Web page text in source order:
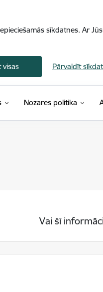
sīkdatnes. Ar
visas Pārvaldīt
Nozares politika
Vai šī